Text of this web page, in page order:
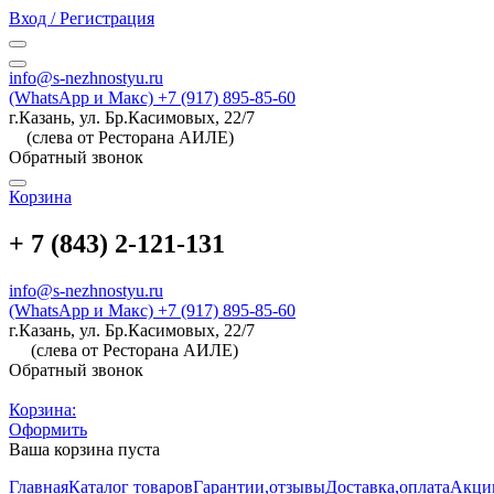
Вход / Регистрация
info@s-nezhnostyu.ru
(WhatsApp и Макс) +7 (917) 895-85-60
г.Казань, ул. Бр.Касимовых, 22/7
(слева от Ресторана АИЛЕ)
Обратный звонок
Корзина
+ 7 (843) 2-121-131
info@s-nezhnostyu.ru
(WhatsApp и Макс) +7 (917) 895-85-60
г.Казань, ул. Бр.Касимовых, 22/7
(слева от Ресторана АИЛЕ)
Обратный звонок
Корзина:
Оформить
Ваша корзина пуста
ГлавнаяКаталог товаровГарантии,отзывыДоставка,оплата